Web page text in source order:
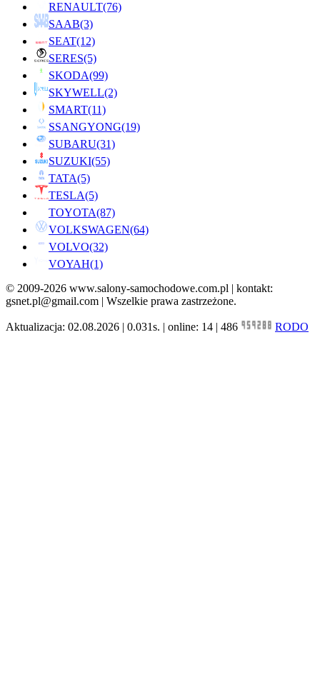
RENAULT(76)
SAAB(3)
SEAT(12)
SERES(5)
SKODA(99)
SKYWELL(2)
SMART(11)
SSANGYONG(19)
SUBARU(31)
SUZUKI(55)
TATA(5)
TESLA(5)
TOYOTA(87)
VOLKSWAGEN(64)
VOLVO(32)
VOYAH(1)
© 2009-2026 www.salony-samochodowe.com.pl | kontakt:
gsnet.pl@gmail.com | Wszelkie prawa zastrzeżone.
Aktualizacja: 02.08.2026 | 0.031s. | online: 14 | 486 RODO